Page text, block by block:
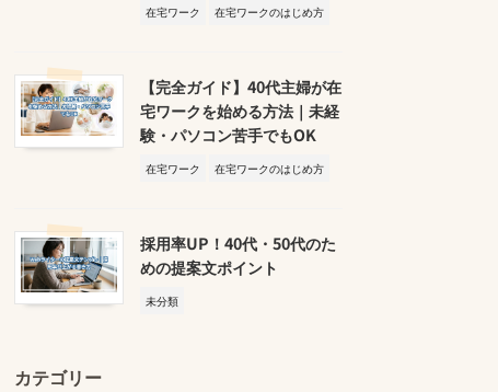
在宅ワーク
在宅ワークのはじめ方
【完全ガイド】40代主婦が在
宅ワークを始める方法｜未経
験・パソコン苦手でもOK
在宅ワーク 在宅ワークのはじめ方
採用率UP！40代・50代のた
めの提案文ポイント
未分類
カテゴリー